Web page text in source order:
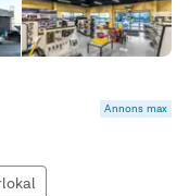
Annons max